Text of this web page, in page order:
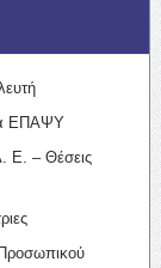
ΕΠΑΨΥ
Ε. – Θέσεις